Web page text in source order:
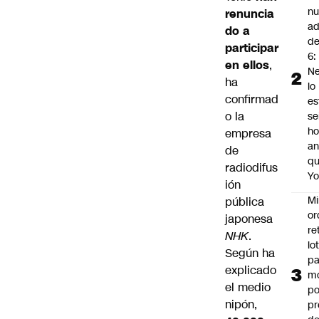
renuncia
do a
participar
en ellos,
ha
confirmad
o la
empresa
de
radiodifus
ión
pública
japonesa
NHK.
Según ha
explicado
el medio
nipón,
6:
lo